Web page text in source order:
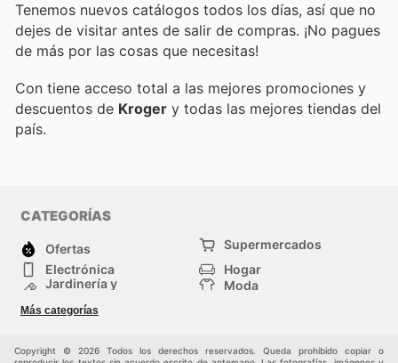
Tenemos nuevos catálogos todos los días, así que no
dejes de visitar antes de salir de compras. ¡No pagues
de más por las cosas que necesitas!
Con tiene acceso total a las mejores promociones y
descuentos de Kroger y todas las mejores tiendas del
país.
CATEGORÍAS
Ofertas
Supermercados
Electrónica
Hogar
Jardinería y
Moda
Tiendas
departamentales
Otros
Más categorías
Copyright © 2026 Todos los derechos reservados. Queda prohibido copiar o